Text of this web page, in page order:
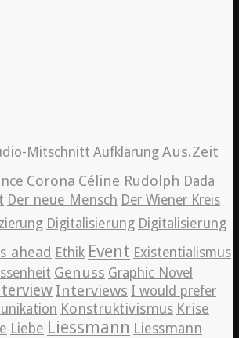
Mitschnitt Aufklärung Aus.Zeit
Corona Céline Rudolph Dada
Der neue Mensch Der Wiener Kreis
Digitalisierung Digitalisierung
ahead Ethik Event Existentialismus
Genuss Graphic Novel
Interviews I would prefer
Konstruktivismus Krise
Liebe Liessmann Liessmann